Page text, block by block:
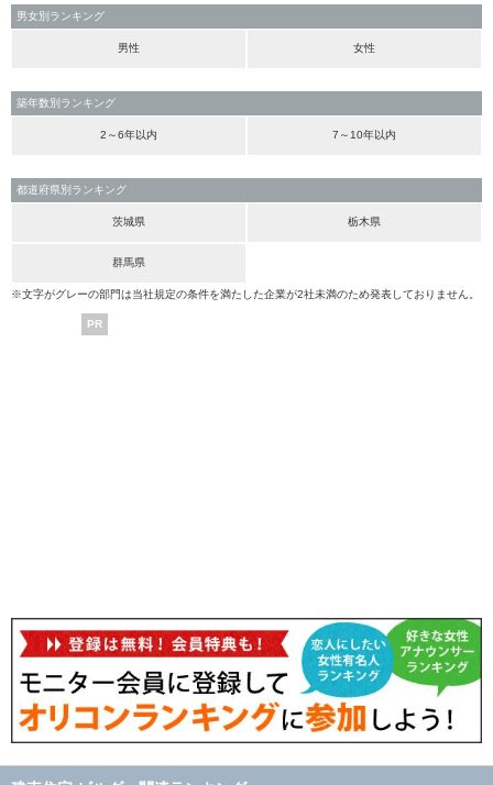
男女別ランキング
男性 女性
築年数別ランキング
2～6年以内 7～10年以内
都道府県別ランキング
茨城県 栃木県
群馬県
※文字がグレーの部門は当社規定の条件を満たした企業が2社未満のため発表しておりません。
PR